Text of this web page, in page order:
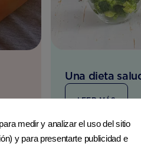
Una dieta
LEER MÁS
medir y analizar el uso del sitio
y para presentarte publicidad e